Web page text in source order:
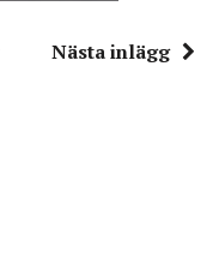
Nästa inlägg